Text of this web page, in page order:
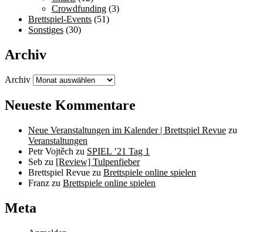
Crowdfunding (3)
Brettspiel-Events (51)
Sonstiges (30)
Archiv
Archiv
Neueste Kommentare
Neue Veranstaltungen im Kalender | Brettspiel Revue zu
Veranstaltungen
Petr Vojtěch zu SPIEL ’21 Tag 1
Seb zu [Review] Tulpenfieber
Brettspiel Revue zu Brettspiele online spielen
Franz zu Brettspiele online spielen
Meta